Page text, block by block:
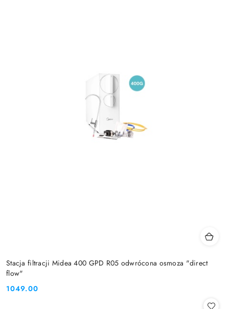
Stacja filtracji Midea 400 GPD R05 odwrócona osmoza "direct
flow"
Cena:
1049.00